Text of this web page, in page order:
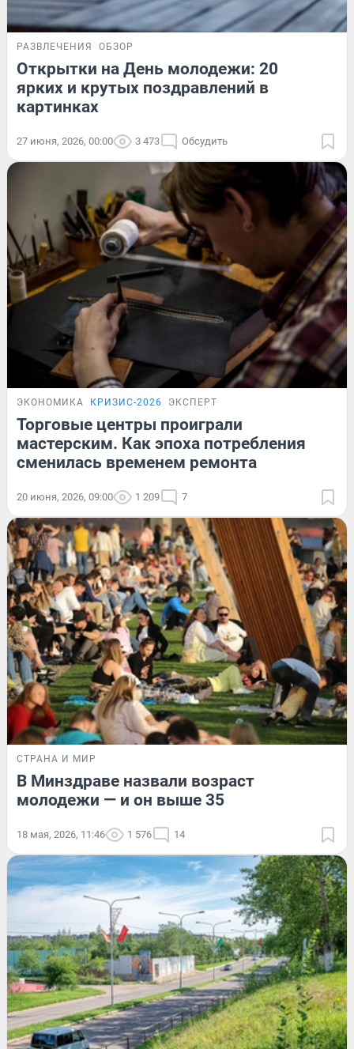
РАЗВЛЕЧЕНИЯ ОБЗОР
Открытки на День молодежи: 20
ярких и крутых поздравлений в
картинках
27 июня, 2026, 00:00 3 473 Обсудить
ЭКОНОМИКА КРИЗИС-2026 ЭКСПЕРТ
Торговые центры проиграли
мастерским. Как эпоха потребления
сменилась временем ремонта
20 июня, 2026, 09:00 1 209 7
СТРАНА И МИР
В Минздраве назвали возраст
молодежи — и он выше 35
18 мая, 2026, 11:46 1 576 14